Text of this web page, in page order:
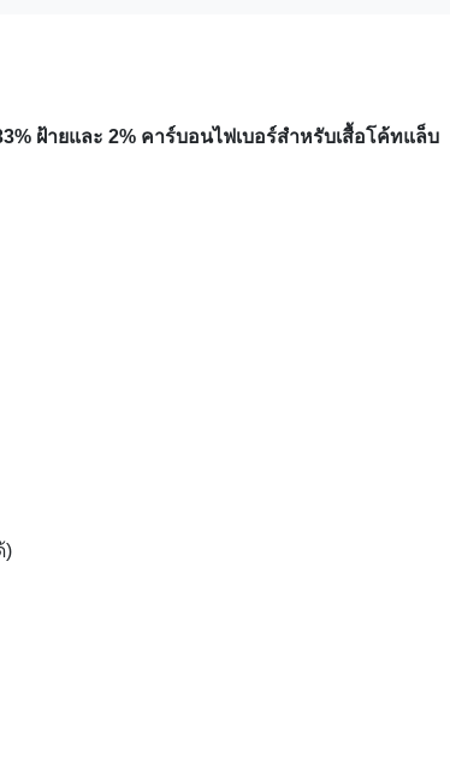
ฝ้ายและ 2% คาร์บอนไฟเบอร์สำหรับเสื้อโค้ทแล็บ
)